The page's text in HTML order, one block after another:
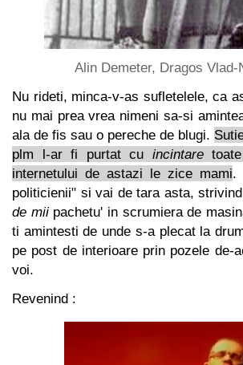
Alin Demeter, Dragos
Nu rideti, minca-v-as sufletelele, ca
nu mai prea vrea nimeni sa-si
ala de fis sau o pereche de blugi.
plm l-ar fi purtat cu incintaretoate
internetului de astazi le zice mami.
politicienii" si vai de tara asta,
de miipachetu' in scrumiera de
ti amintesti de unde s-a plecat la
pe post de interioare prin pozele de-
voi.
Revenind :